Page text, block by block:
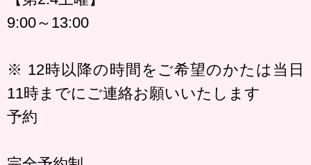
9:00～13:00
※ 12時以降の時間をご希望のかたは当日
11時までにご連絡お願いいたします
予約